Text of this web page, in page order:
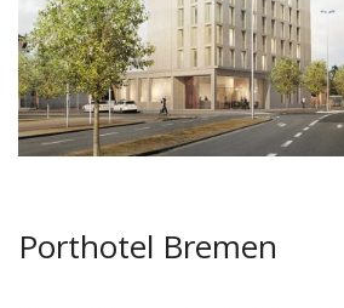
Porthotel Bremen